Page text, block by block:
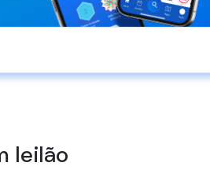
leilão